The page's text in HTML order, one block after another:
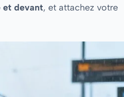
et devant, et attachez votre